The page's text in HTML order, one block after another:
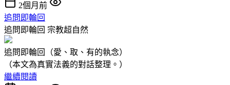
2個月前
追問即輪回
追問即輪回 宗教超自然
追問即輪回（愛、取、有的執念）
（本文為真實法義的對話整理。）
繼續閱讀